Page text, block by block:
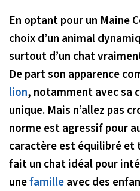
En optant pour un Maine
choix d’un animal
surtout d’un chat
De part son apparence
lion, notamment avec sa
unique. Mais n’allez pas
norme est agressif pour
caractère est équilibré et
fait un chat idéal pour
unefamilleavec des